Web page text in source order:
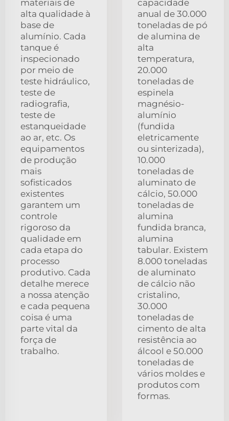
materiais de
alta qualidade à
base de
alumínio. Cada
tanque é
inspecionado
por meio de
teste hidráulico,
teste de
radiografia,
teste de
estanqueidade
ao ar, etc. Os
equipamentos
de produção
mais
sofisticados
existentes
garantem um
controle
rigoroso da
qualidade em
cada etapa do
processo
produtivo. Cada
detalhe merece
a nossa atenção
e cada pequena
coisa é uma
parte vital da
força de
trabalho.
capacidade
anual de 30.000
toneladas de pó
de alumina de
alta
temperatura,
20.000
toneladas de
espinela
magnésio-
alumínio
(fundida
eletricamente
ou sinterizada),
10.000
toneladas de
aluminato de
cálcio, 50.000
toneladas de
alumina
fundida branca,
alumina
tabular. Existem
8.000 toneladas
de aluminato
de cálcio não
cristalino,
30.000
toneladas de
cimento de alta
resistência ao
álcool e 50.000
toneladas de
vários moldes e
produtos com
formas.